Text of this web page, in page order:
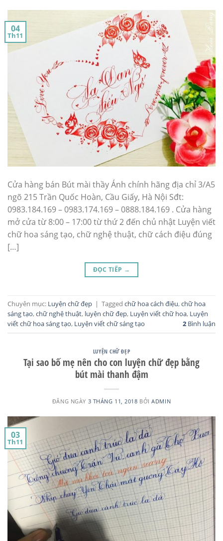
04
Th11
Cửa hàng bán Bút mài thầy Ánh chính hãng địa chỉ 3/A5
ngõ 215 Trần Quốc Hoàn, Cầu Giấy, Hà Nội Sđt:
0983.184.169 – 0983.174.169 – 0888.184.169 . Cửa hàng
mở cửa từ 8:00 – 17:00 từ thứ 2 đến chủ nhật Luyện viết
chữ hoa sáng tạo, chữ nghệ thuật, chữ cách điệu đúng
[…]
ĐỌC TIẾP →
Chuyên mục: Luyện chữ đẹp | Tagged chữ hoa cách điệu,chữ hoa
sáng tạo,chữ nghệ thuật, luyện chữ đẹp, Luyện viết chữ hoa, Luyện
viết chữ hoa sáng tạo, Luyện viết chữ sáng tạo 2 Bình luận
LUYỆN CHỮ ĐẸP
Tại sao bố mẹ nên cho con luyện chữ đẹp bằng
bút mài thanh đậm
ĐĂNG NGÀY 3 THÁNG 11, 2018 BỞIADMIN
03
Th11